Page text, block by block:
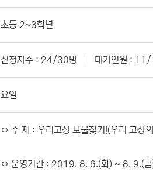
초등 2~3학년
신청자수 : 24/30명 대기인원 :
요일
ㅇ 주 제 : 우리고장 보물찾기!(우리 고장
ㅇ 운영기간 : 2019. 8. 6.(화) ~ 8. 9.(